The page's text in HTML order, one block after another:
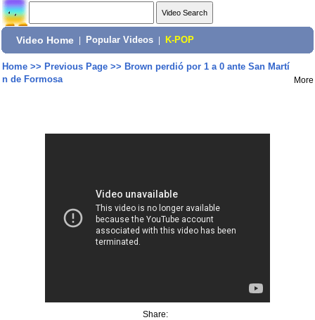
Video Home Popular Videos K-POP
Home>> Previous Page>> Brown perdió por 1 a 0 ante San Martí
n de Formosa
More
Share: